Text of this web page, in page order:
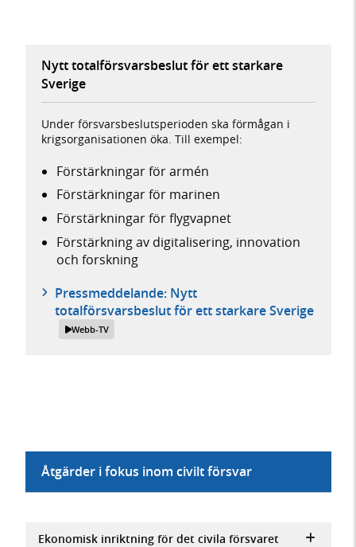
Nytt totalförsvarsbeslut för ett starkare
Sverige
Under försvarsbeslutsperioden ska förmågan i
krigsorganisationen öka. Till exempel:
Förstärkningar för armén
Förstärkningar för marinen
Förstärkningar för flygvapnet
Förstärkning av digitalisering, innovation
och forskning
Pressmeddelande: Nytt
totalförsvarsbeslut för ett starkare Sverige
Webb-TV
Åtgärder i fokus inom civilt försvar
Ekonomisk inriktning för det civila försvaret